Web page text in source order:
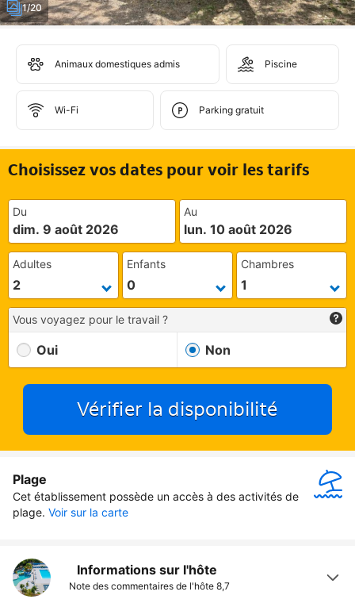
1/20
Animaux domestiques admis Piscine
Wi-Fi Parking gratuit
Choisissez vos dates pour voir les tarifs
Du
dim. 9 août 2026
Au
lun. 10 août 2026
Adultes Enfants Chambres
Vous voyagez pour le travail ?
Oui Non
Vérifier la disponibilité
Plage
Cet établissement possède un accès à des activités de
plage. Voir sur la carte
Informations sur l'hôte
Note des commentaires de l'hôte 8,7